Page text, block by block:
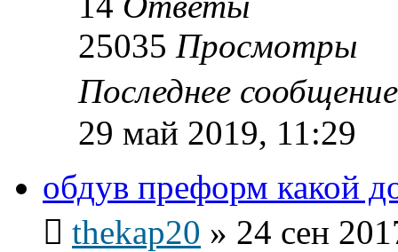
25035 Просмотры
Последнее
29 май 2019, 11:29
обдув преформ какой
thekap20 » 24 сен